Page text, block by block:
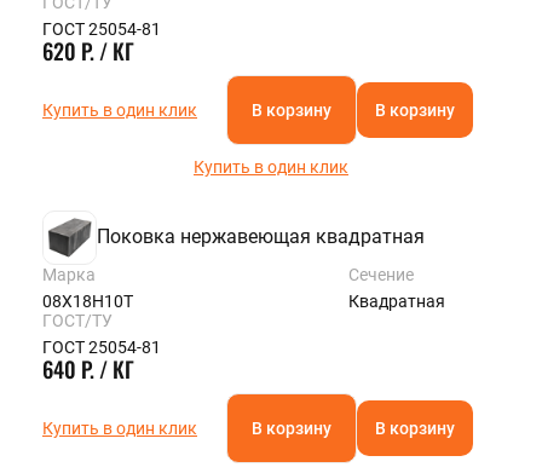
ГОСТ 25054-81
620 Р. / КГ
Купить в один клик В корзину В корзину
Купить в один клик
Поковка нержавеющая квадратная
Марка
08Х18Н10Т
Сечение
Квадратная
ГОСТ/ТУ
ГОСТ 25054-81
640 Р. / КГ
Купить в один клик В корзину В корзину